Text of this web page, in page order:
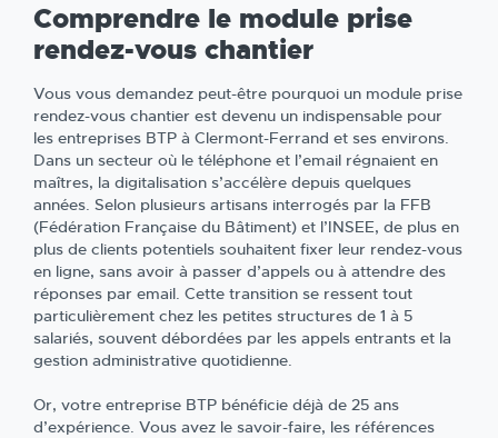
Comprendre le module prise
rendez-vous chantier
Vous vous demandez peut-être pourquoi un module prise
rendez-vous chantier est devenu un indispensable pour
les entreprises BTP à Clermont-Ferrand et ses environs.
Dans un secteur où le téléphone et l’email régnaient en
maîtres, la digitalisation s’accélère depuis quelques
années. Selon plusieurs artisans interrogés par la FFB
(Fédération Française du Bâtiment) et l’INSEE, de plus en
plus de clients potentiels souhaitent fixer leur rendez-vous
en ligne, sans avoir à passer d’appels ou à attendre des
réponses par email. Cette transition se ressent tout
particulièrement chez les petites structures de 1 à 5
salariés, souvent débordées par les appels entrants et la
gestion administrative quotidienne.
Or, votre entreprise BTP bénéficie déjà de 25 ans
d’expérience. Vous avez le savoir-faire, les références